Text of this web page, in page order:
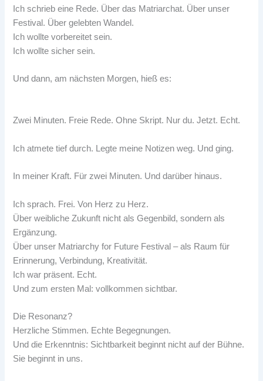
Ich schrieb eine Rede. Über das Matriarchat. Über unser
Festival. Über gelebten Wandel.
Ich wollte vorbereitet sein.
Ich wollte sicher sein.
Und dann, am nächsten Morgen, hieß es:
Zwei Minuten. Freie Rede. Ohne Skript. Nur du. Jetzt. Echt.
Ich atmete tief durch. Legte meine Notizen weg. Und ging.
In meiner Kraft. Für zwei Minuten. Und darüber hinaus.
Ich sprach. Frei. Von Herz zu Herz.
Über weibliche Zukunft nicht als Gegenbild, sondern als
Ergänzung.
Über unser Matriarchy for Future Festival – als Raum für
Erinnerung, Verbindung, Kreativität.
Ich war präsent. Echt.
Und zum ersten Mal: vollkommen sichtbar.
Die Resonanz?
Herzliche Stimmen. Echte Begegnungen.
Und die Erkenntnis: Sichtbarkeit beginnt nicht auf der Bühne.
Sie beginnt in uns.